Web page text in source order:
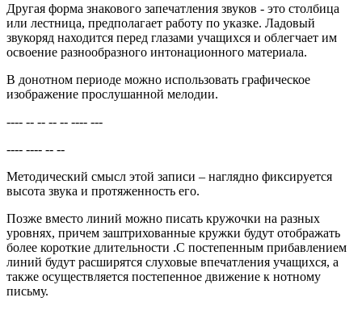
Другая форма знакового запечатления звуков - это столбица
или лестница, предполагает работу по указке. Ладовый
звукоряд находится перед глазами учащихся и облегчает им
освоение разнообразного интонационного материала.
В донотном периоде можно использовать графическое
изображение прослушанной мелодии.
---- -- -- -- -- ---- ---
---- ---- -- --
Методический смысл этой записи – наглядно фиксируется
высота звука и протяженность его.
Позже вместо линий можно писать кружочки на разных
уровнях, причем заштрихованные кружки будут отображать
более короткие длительности .С постепенным прибавлением
линий будут расширятся слуховые впечатления учащихся, а
также осуществляется постепенное движение к нотному
письму.